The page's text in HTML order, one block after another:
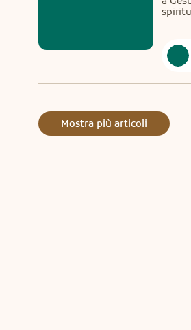
Mostra più articoli